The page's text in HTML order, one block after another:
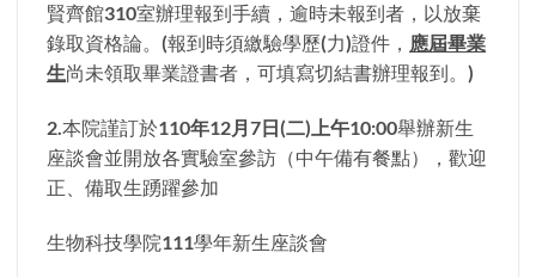
賢齊館310室辦理報到手續，逾時未報到者，以放棄
錄取資格論。(報到時須繳驗學歷(力)證件， 應屆畢業
生尚未領取畢業證書者，可填寫切結書辦理報到。)
2.本院謹訂於110年12月7日(二)上午10:00舉辦新生
座談會並開放各實驗室參訪（中午備有餐點），歡迎
正、備取生踴躍參加
生物科技學院111學年新生座談會